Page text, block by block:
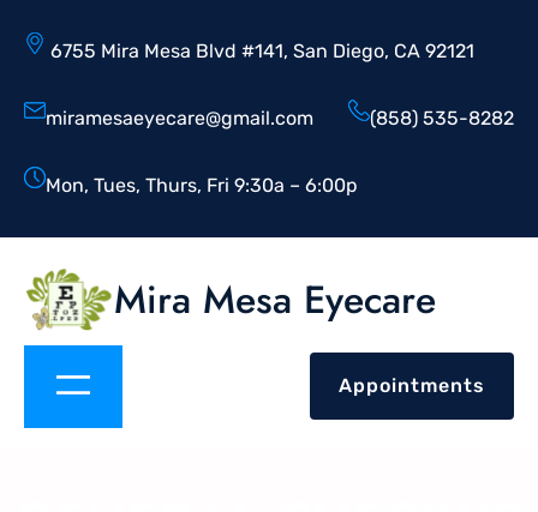
6755 Mira Mesa Blvd #141, San Diego, CA 92121
miramesaeyecare@gmail.com (858) 535-8282
Mon, Tues, Thurs, Fri 9:30a – 6:00p
Mira Mesa Eyecare
Appointments